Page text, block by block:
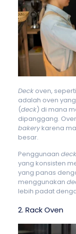
Deckoven,
adalah oven
(deck) di mana
dipanggang.
bakerykarena
besar.
Penggunaan deck
yang konsisten
yang panas
menggunakan
lebih padat
2. Rack Oven